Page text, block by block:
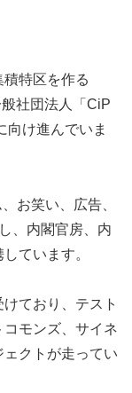
特区を作る
社団法人「CiP
向け進んでいま
お笑い、広告、
、内閣官房、内
ています。
ており、テスト
モンズ、サイネ
クトが走ってい